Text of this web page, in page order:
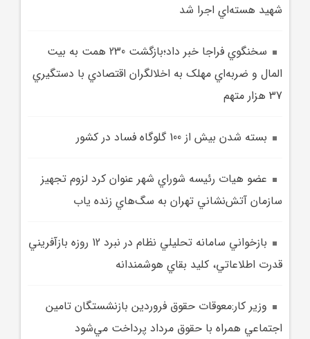
شهيد هسته‌اي اجرا شد
سخنگوي فراجا خبر داد؛بازگشت 230 همت به بيت
المال و ضربه‌اي مهلک به اخلالگران اقتصادي با دستگيري
37 هزار متهم
بسته شدن بيش از 100 گلوگاه فساد در کشور
عضو هيات رئيسه شوراي شهر عنوان کرد لزوم تجهيز
سازمان آتش‌نشاني تهران به سگ‌هاي زنده ياب
بازخواني سامانه تحليلي نظام در نبرد 12 روزه بازآفريني
قدرت اطلاعاتي، کليد بقاي هوشمندانه
وزير کار:معوقات حقوق فروردين بازنشستگان تامين
اجتماعي همراه با حقوق مرداد پرداخت مي‌شود